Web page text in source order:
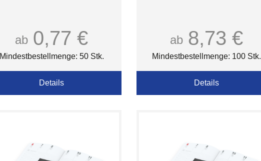
ab 0,77 €
Mindestbestellmenge: 50 Stk.
Details
ab 8,73 €
Mindestbestellmenge: 100 Stk.
Details